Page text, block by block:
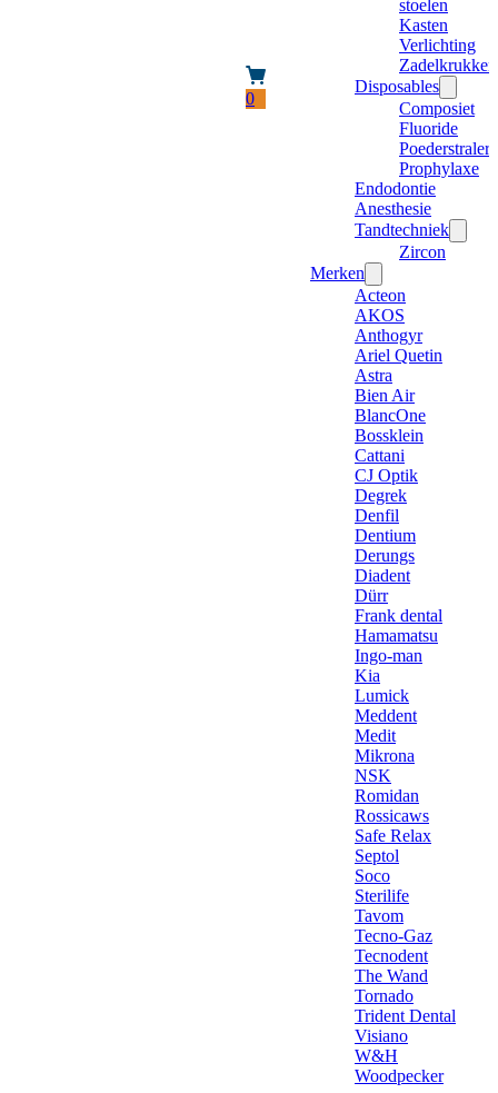
0
stoelen
Kasten
Verlichting
Zadelkrukken
Disposables
Composiet
Fluoride
Poederstraler
Prophylaxe
Endodontie
Anesthesie
Tandtechniek
Zircon
Merken
Acteon
AKOS
Anthogyr
Ariel Quetin
Astra
Bien Air
BlancOne
Bossklein
Cattani
CJ Optik
Degrek
Denfil
Dentium
Derungs
Diadent
Dürr
Frank dental
Hamamatsu
Ingo-man
Kia
Lumick
Meddent
Medit
Mikrona
NSK
Romidan
Rossicaws
Safe Relax
Septol
Soco
Sterilife
Tavom
Tecno-Gaz
Tecnodent
The Wand
Tornado
Trident Dental
Visiano
W&H
Woodpecker